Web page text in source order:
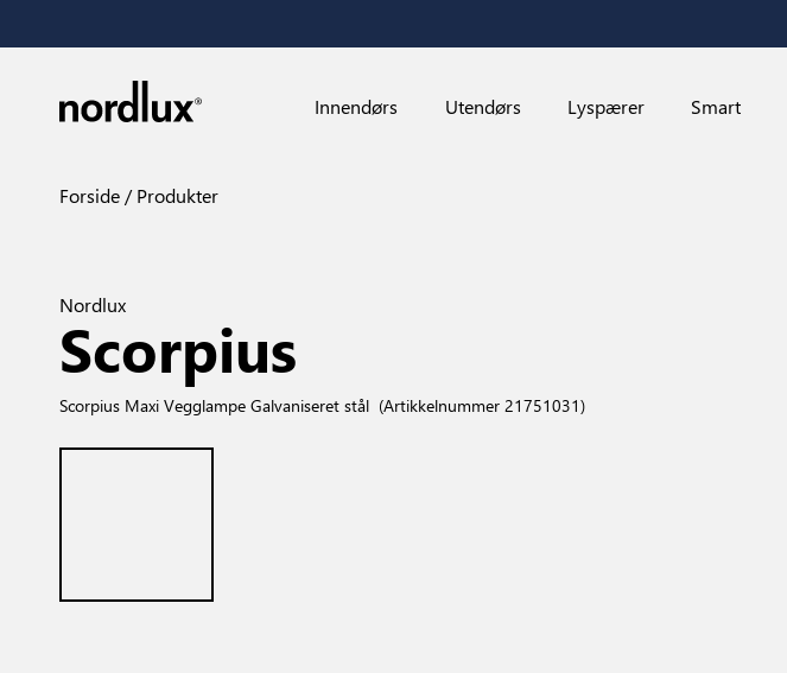
Innendørs Utendørs Lyspærer Smart
Forside Produkter
Nordlux
Scorpius
Scorpius Maxi Vegglampe Galvaniseret stål (Artikkelnummer 21751031)